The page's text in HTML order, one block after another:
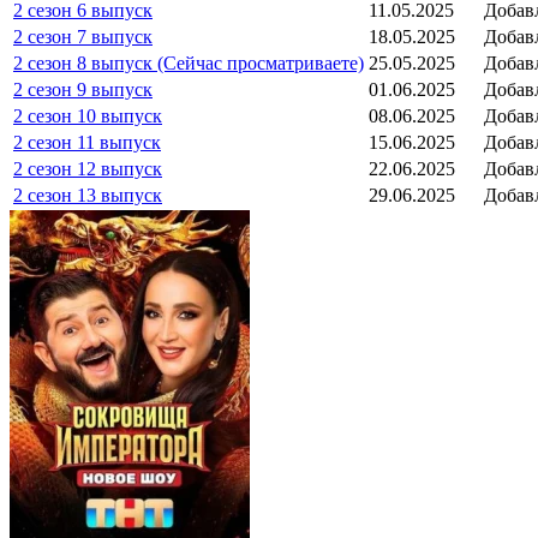
2 сезон 6 выпуск
11.05.2025
2 сезон 7 выпуск
18.05.2025
2 сезон 8 выпуск (Сейчас просматриваете) 25.05.2025
2 сезон 9 выпуск
01.06.2025
2 сезон 10 выпуск
08.06.2025
2 сезон 11 выпуск
15.06.2025
2 сезон 12 выпуск
22.06.2025
2 сезон 13 выпуск
29.06.2025